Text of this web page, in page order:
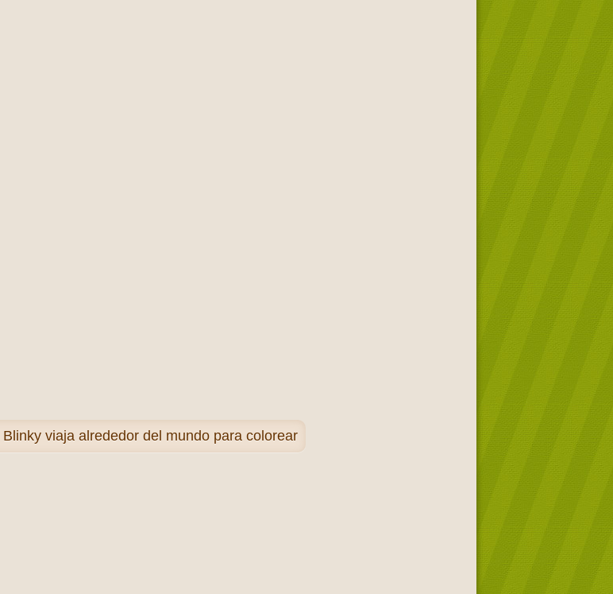
Blinky viaja alrededor del mundo para colorear